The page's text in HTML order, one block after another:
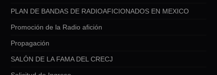
PLAN DE BANDAS DE RADIOAFICIONADOS EN MEXICO
Promoción de la Radio afición
Propagación
SALÓN DE LA FAMA DEL CRECJ